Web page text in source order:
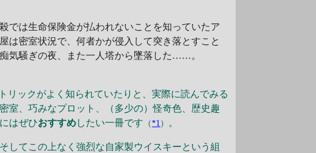
では生命保険金が払われないことを知っていたア
は密室状況で、何者かが侵入して突き落とすこと
気騒ぎの夜、また一人塔から墜落した……。
リックがよく知られていたりと、実際に読んでみる
、巧みなプロット、（多少の）怪奇色、歴史趣
はぜひおすすめしたい一冊です （*1 ） 。
てこの上なく強烈な自家製ウイスキーという組